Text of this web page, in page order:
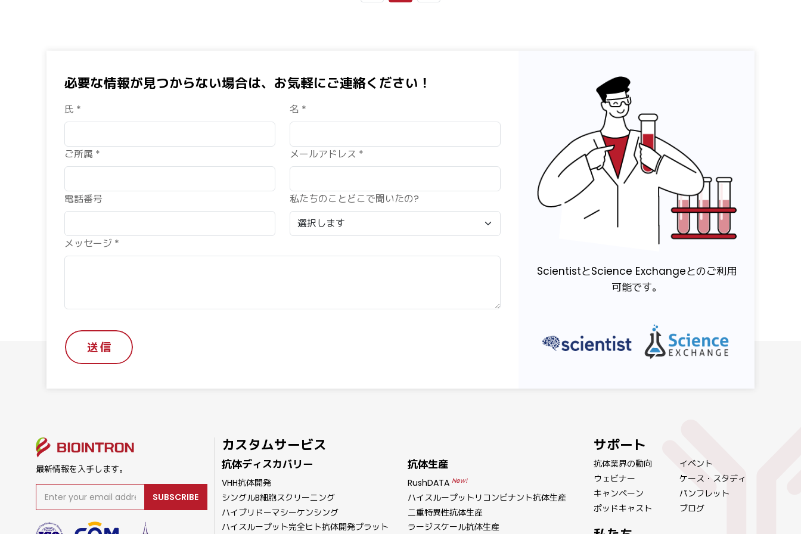
必要な情報が見つからない場合は、お気軽にご連絡ください！
氏 * 名 *
ご所属 * メールアドレス *
電話番号 私たちのことどこで聞いたの?
メッセージ *
送 信
ScientistとScience Exchangeとのご利用
可能です。
最新情報を入手します。
SUBSCRIBE
カスタムサービス
抗体ディスカバリー
VHH抗体開発
シングルB細胞スクリーニング
ハイブリドーマシーケンシング
ハイスループット完全ヒト抗体開発プラット
抗体生産
RushDATA New!
ハイスループットリコンビナント抗体生産
二重特異性抗体生産
ラージスケール抗体生産
サポート
抗体業界の動向
イベント
ウェビナー
ケース・スタディ
キャンペーン
パンフレット
ポッドキャスト
ブログ